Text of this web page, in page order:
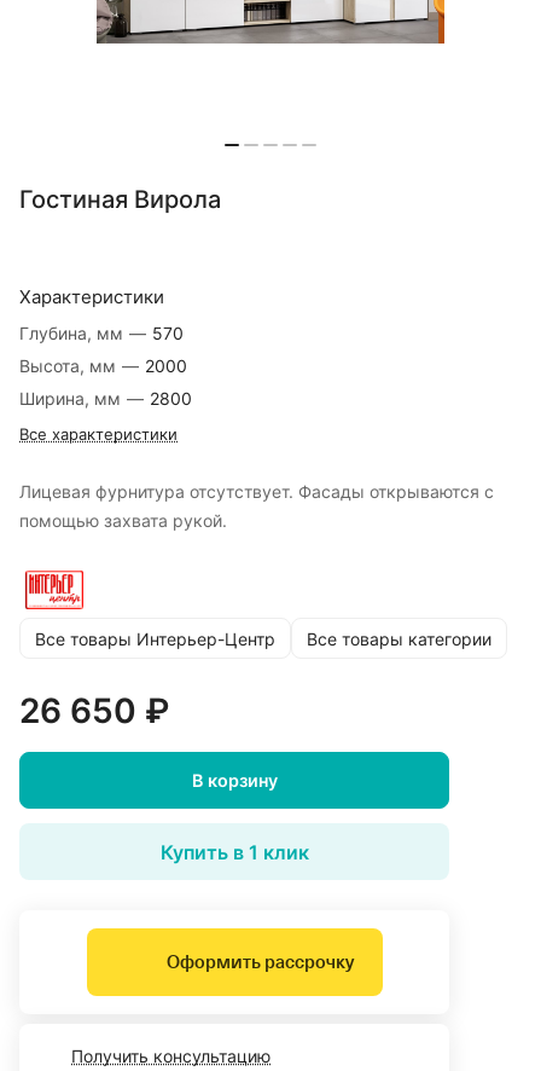
Гостиная Вирола
Характеристики
Глубина, мм — 570
Высота, мм — 2000
Ширина, мм — 2800
Все характеристики
Лицевая фурнитура отсутствует. Фасады открываются с
помощью захвата рукой.
Все товары Интерьер-Центр Все товары категории
26 650 ₽
В корзину
Купить в 1 клик
Оформить рассрочку
Получить консультацию